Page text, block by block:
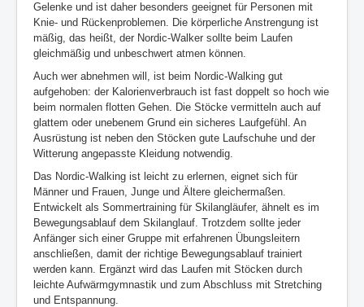
Trainingszeiten
Vorstand
Impressum und DSGVO
Intern
Gelenke und ist daher besonders geeignet für Personen mit
Knie- und Rückenproblemen. Die körperliche Anstrengung ist
mäßig, das heißt, der Nordic-Walker sollte beim Laufen
gleichmäßig und unbeschwert atmen können.
Auch wer abnehmen will, ist beim Nordic-Walking gut
aufgehoben: der Kalorienverbrauch ist fast doppelt so hoch wie
beim normalen flotten Gehen. Die Stöcke vermitteln auch auf
glattem oder unebenem Grund ein sicheres Laufgefühl. An
Ausrüstung ist neben den Stöcken gute Laufschuhe und der
Witterung angepasste Kleidung notwendig.
Das Nordic-Walking ist leicht zu erlernen, eignet sich für
Männer und Frauen, Junge und Ältere gleichermaßen.
Entwickelt als Sommertraining für Skilangläufer, ähnelt es im
Bewegungsablauf dem Skilanglauf. Trotzdem sollte jeder
Anfänger sich einer Gruppe mit erfahrenen Übungsleitern
anschließen, damit der richtige Bewegungsablauf trainiert
werden kann. Ergänzt wird das Laufen mit Stöcken durch
leichte Aufwärmgymnastik und zum Abschluss mit Stretching
und Entspannung.